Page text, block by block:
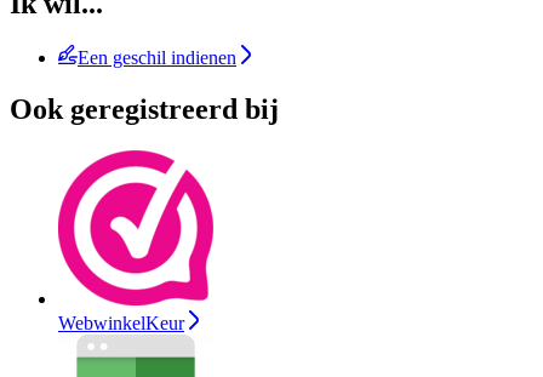
Een geschil indienen
Ook geregistreerd bij
WebwinkelKeur